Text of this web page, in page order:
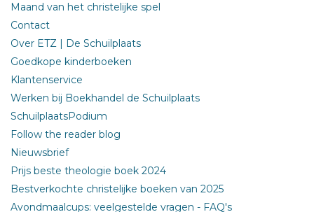
Maand van het christelijke spel
Contact
Over ETZ | De Schuilplaats
Goedkope kinderboeken
Klantenservice
Werken bij Boekhandel de Schuilplaats
SchuilplaatsPodium
Follow the reader blog
Nieuwsbrief
Prijs beste theologie boek 2024
Bestverkochte christelijke boeken van 2025
Avondmaalcups: veelgestelde vragen - FAQ's